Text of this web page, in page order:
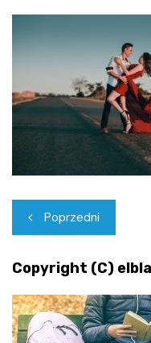
Nawigacja
wpisu
Poprzedni
Copyright (C)